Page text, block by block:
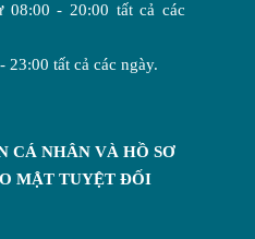
08:00 - 20:00 tất cả các
23:00 tất cả các ngày.
CÁ NHÂN VÀ HỒ SƠ
MẬT TUYỆT ĐỐI